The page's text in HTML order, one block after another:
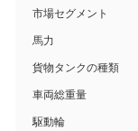
市場セグメント
馬力
貨物タンクの種類
車両総重量
駆動輪